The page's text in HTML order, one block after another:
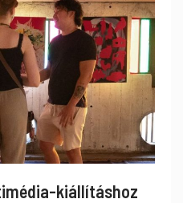
kiállításhoz